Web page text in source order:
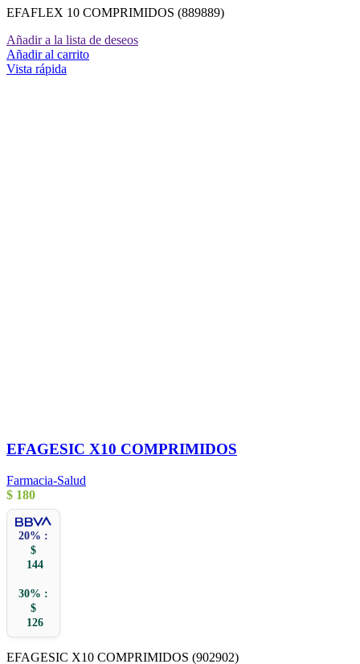
EFAFLEX 10 COMPRIMIDOS (889889)
Añadir a la lista de deseos
Añadir al carrito
Vista rápida
EFAGESIC X10 COMPRIMIDOS
Farmacia-Salud
$ 180
20% :
$
144
30% :
$
126
EFAGESIC X10 COMPRIMIDOS (902902)